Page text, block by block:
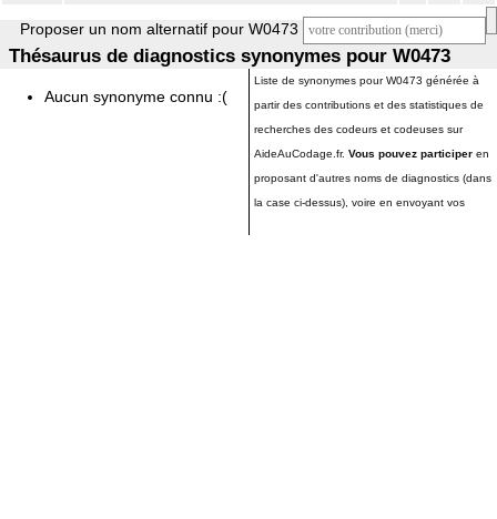
Proposer un nom alternatif pour W0473
Thésaurus de diagnostics synonymes pour W0473
Aucun synonyme connu :(
Liste de synonymes pour W0473 générée à
partir des contributions et des statistiques de
recherches des codeurs et codeuses sur
AideAuCodage.fr. Vous pouvez participer en
proposant d'autres noms de diagnostics (dans
la case ci-dessus), voire en envoyant vos